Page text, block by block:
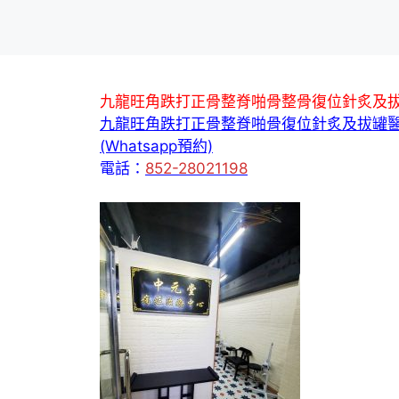
九龍旺角跌打正骨整脊啪骨整骨復位針炙及
九龍旺角跌打正骨整脊啪骨復位針炙及拔罐
(Whatsapp預約)
電話： 852-28021198